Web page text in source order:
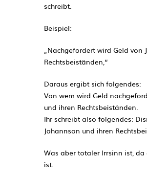
schreibt.
Beispiel:
„Nachgefordert wird Geld von
Rechtsbeiständen,“
Daraus ergibt sich folgendes:
Von wem wird Geld
und ihren Rechtsbeiständen.
Ihr schreibt also folgendes:
Johannson und ihren
Was aber totaler Irrsinn ist, da
ist.